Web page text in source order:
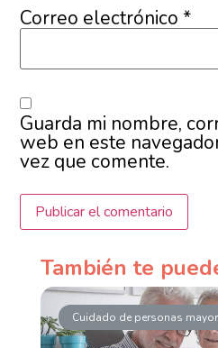
Correo electrónico*
Guarda mi nombre,
web en este
vez que comente.
También te
Cuidado de personas